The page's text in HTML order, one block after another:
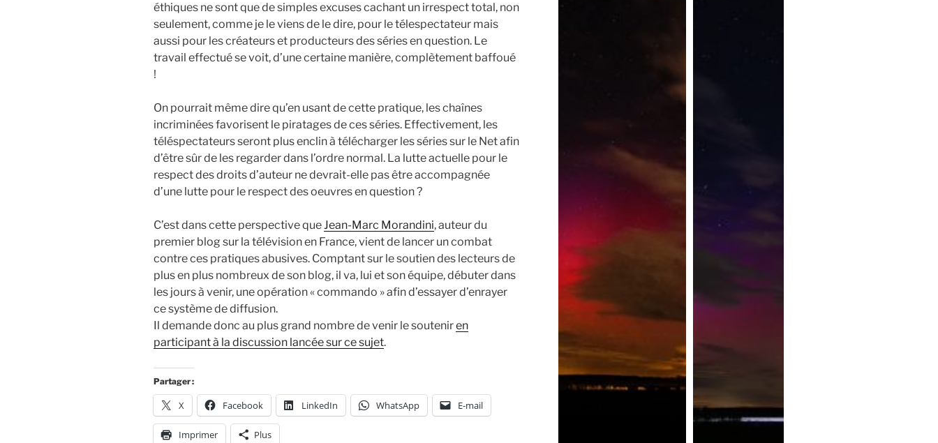
éthiques ne sont que de simples excuses cachant un irrespect total, non
seulement, comme je le viens de le dire, pour le télespectateur mais
aussi pour les créateurs et producteurs des séries en question. Le
travail effectué se voit, d’une certaine manière, complètement baffoué
!
On pourrait même dire qu’en usant de cette pratique, les chaînes
incriminées favorisent le piratages de ces séries. Effectivement, les
téléspectateurs seront plus enclin à télécharger les séries sur le Net afin
d’être sûr de les regarder dans l’ordre normal. La lutte actuelle pour le
respect des droits d’auteur ne devrait-elle pas être accompagnée
d’une lutte pour le respect des oeuvres en question ?
C’est dans cette perspective queJean-Marc Morandini, auteur du
premier blog sur la télévision en France, vient de lancer un combat
contre ces pratiques abusives. Comptant sur le soutien des lecteurs de
plus en plus nombreux de son blog, il va, lui et son équipe, débuter dans
les jours à venir, une opération « commando » afin d’essayer d’enrayer
ce système de diffusion.
Il demande donc au plus grand nombre de venir le souteniren
participant à la discussion lancée sur ce sujet.
Partager :
X Facebook LinkedIn WhatsApp E-mail
Imprimer Plus